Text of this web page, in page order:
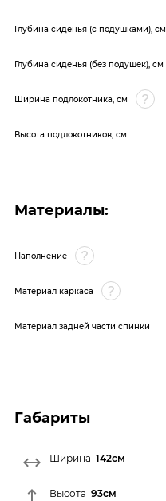
Глубина сиденья (с подушками), см
Глубина сиденья (без подушек), см
Ширина подлокотника, см
Высота подлокотников, см
Материалы:
Наполнение
Материал каркаса
Материал задней части спинки
Габариты
Ширина 142см
Высота 93см